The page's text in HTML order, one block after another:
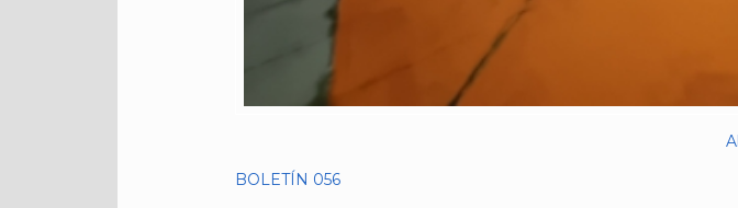
BOLETÍN 056